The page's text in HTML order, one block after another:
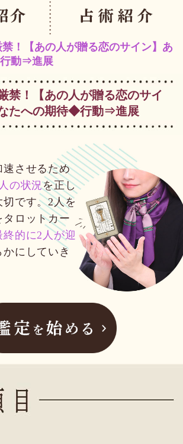
！【あの人が贈る恋のサイン】あ
動⇒進展
禁！【あの人が贈る恋のサイ
たへの期待◆行動⇒進展
させるため
の状況を正し
切です。2人を
ロットカー
終的に2人が迎
かにしていき